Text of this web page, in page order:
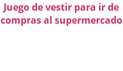
Juego de vestir para ir de
compras al supermercado